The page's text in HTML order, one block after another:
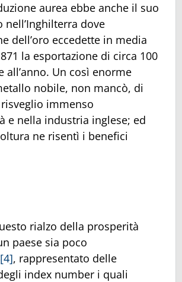
aurea ebbe anche il suo
nell’Inghilterra dove
dell’oro eccedette in media
la esportazione di circa 100
Un così enorme
nobile, non mancò, di
immenso
e nella industria inglese; ed
ne risentì i benefici
rialzo della prosperità
paese sia poco
[4], rappresentato delle
index number i quali